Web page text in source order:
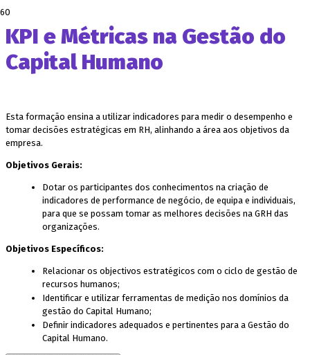
KPI e Métricas na Gestão do
Capital Humano
Esta formação ensina a utilizar indicadores para medir o desempenho e
tomar decisões estratégicas em RH, alinhando a área aos objetivos da
empresa.
Objetivos Gerais:
Dotar os participantes dos conhecimentos na criação de
indicadores de performance de negócio, de equipa e individuais,
para que se possam tomar as melhores decisões na GRH das
organizações.
Objetivos Específicos:
Relacionar os objectivos estratégicos com o ciclo de gestão de
recursos humanos;
Identificar e utilizar ferramentas de medição nos domínios da
gestão do Capital Humano;
Definir indicadores adequados e pertinentes para a Gestão do
Capital Humano.